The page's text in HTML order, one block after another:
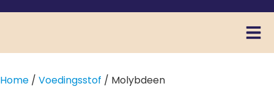
Home / Voedingsstof / Molybdeen